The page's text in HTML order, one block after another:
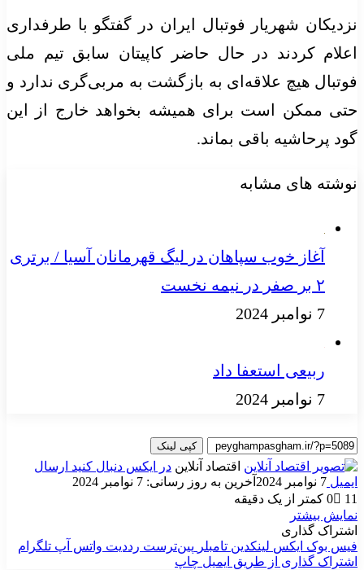
نزدیکان شهریار فوتبال ایران در گفتگو با طرفداری
اعلام کردند در حال حاضر کاپیتان سابق تیم ملی
فوتبال هیچ علاقه‌ای به بازگشت به مربی‌گری ندارد و
حتی ممکن است برای همیشه بخواهد خارج از این
گود پرحاشیه باقی بماند.
نوشته های مشابه
آغاز خوب سپاهان در لیگ قهرمانان آسیا / برتری
۲ بر صفر در نیمه نخست
7 نوامبر 2024
ربیعی استعفا داد
7 نوامبر 2024
کپی لینک
اقتصاد آنلاین در ایکس دنبال کنید ارسال
ایمیل 7 نوامبر 2024
آخرین به روز رسانی: 7 نوامبر 2024
0
11
کمتر از یک دقیقه
نمایش بیشتر
اشتراک گذاری
فیس بوک ایکس لینکدین ‫تامبلر ‫پین‌ترست ‫رددیت واتس آپ تلگرام
اشتراک گذاری از طریق ایمیل چاپ